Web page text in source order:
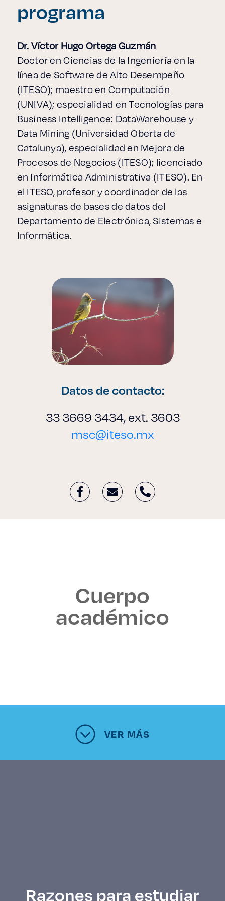
programa
Dr. Víctor Hugo Ortega Guzmán
Doctor en Ciencias de la Ingeniería en la
línea de Software de Alto Desempeño
(ITESO); maestro en Computación
(UNIVA); especialidad en Tecnologías para
Business Intelligence: DataWarehouse y
Data Mining (Universidad Oberta de
Catalunya), especialidad en Mejora de
Procesos de Negocios (ITESO); licenciado
en Informática Administrativa (ITESO). En
el ITESO, profesor y coordinador de las
asignaturas de bases de datos del
Departamento de Electrónica, Sistemas e
Informática.
Datos de contacto:
33 3669 3434, ext. 3603
msc@iteso.mx
Cuerpo
académico
VER MÁS
Razones para estudiar